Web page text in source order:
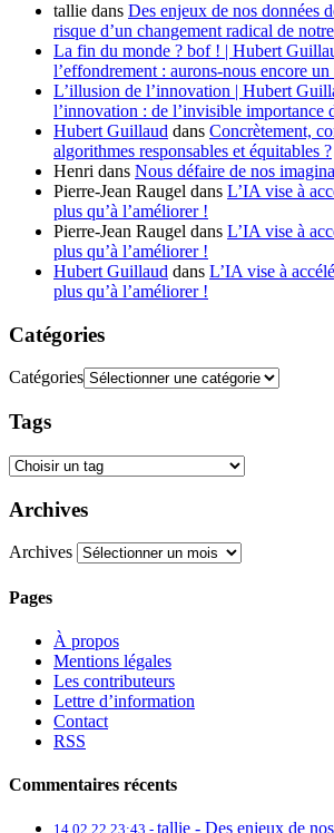
tallie dans Des enjeux de nos données
risque d’un changement radical de
La fin du monde ? bof ! | Hubert
l’effondrement : aurons-nous encore
L’illusion de l’innovation | Hubert
l’innovation : de l’invisible importance
Hubert Guillaud dans Concrètement,
algorithmes responsables et équitables ?
Henri dans Nous défaire de nos
Pierre-Jean Raugel dans L’IA vise à
plus qu’à l’améliorer !
Pierre-Jean Raugel dans L’IA vise à
plus qu’à l’améliorer !
Hubert Guillaud dans L’IA vise à
plus qu’à l’améliorer !
Catégories
Catégories
Tags
Archives
Archives
Pages
À propos
Mentions légales
Les contributeurs
Lettre d’information
Contact
RSS
Commentaires récents
14.02.22 23:43 - tallie - Des enjeux de